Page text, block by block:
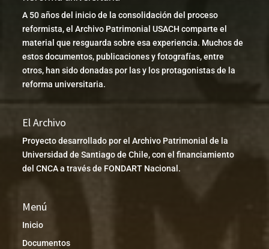
A 50 años del inicio de la consolidación del proceso
reformista, el Archivo Patrimonial USACH comparte el
material que resguarda sobre esa experiencia. Muchos de
estos documentos, publicaciones y fotografías, entre
otros, han sido donadas por las y los protagonistas de la
reforma universitaria.
El Archivo
Proyecto desarrollado por el Archivo Patrimonial de la
Universidad de Santiago de Chile, con el financiamiento
del CNCA a través de FONDART Nacional.
Menú
Inicio
Documentos